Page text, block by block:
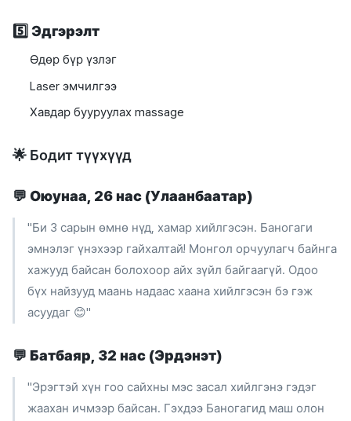
5️⃣ Эдгэрэлт
Өдөр бүр үзлэг
Laser эмчилгээ
Хавдар бууруулах massage
🌟 Бодит түүхүүд
💬 Оюунаа, 26 нас (Улаанбаатар)
"Би 3 сарын өмнө нүд, хамар хийлгэсэн. Баногаги
эмнэлэг үнэхээр гайхалтай! Монгол орчуулагч байнга
хажууд байсан болохоор айх зүйл байгаагүй. Одоо
бүх найзууд маань надаас хаана хийлгэсэн бэ гэж
асуудаг 😊"
💬 Батбаяр, 32 нас (Эрдэнэт)
"Эрэгтэй хүн гоо сайхны мэс засал хийлгэнэ гэдэг
жаахан ичмээр байсан. Гэхдээ Баногагид маш олон